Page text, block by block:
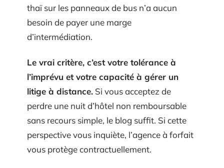
thaï sur les panneaux de bus n’a aucun
besoin de payer une marge
d’intermédiation.
Le vrai critère, c’est votre tolérance à
l’imprévu et votre capacité à gérer un
litige à distance. Si vous acceptez de
perdre une nuit d’hôtel non remboursable
sans recours simple, le blog suffit. Si cette
perspective vous inquiète, l’agence à forfait
vous protège contractuellement.